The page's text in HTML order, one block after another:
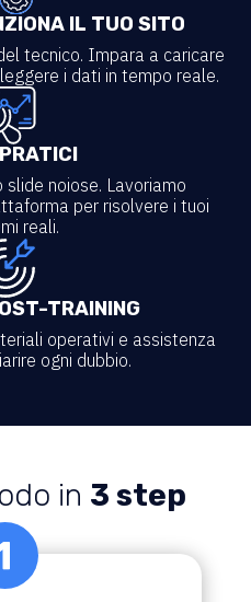
IL TUO SITO
tecnico. Impara a caricare
i dati in tempo reale.
noiose. Lavoriamo
per risolvere i tuoi
reali.
TRAINING
operativi e assistenza
ogni dubbio.
in 3 step